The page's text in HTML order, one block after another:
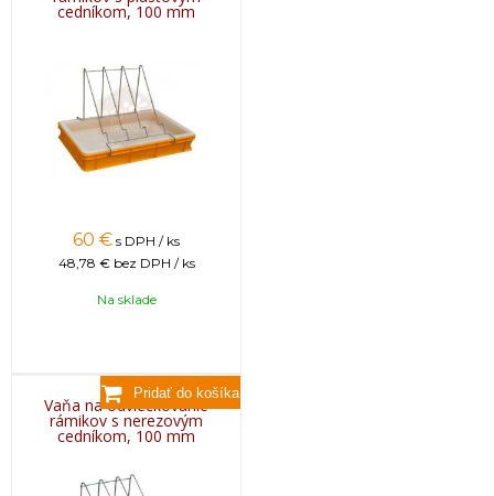
cedníkom, 100 mm
60 € s DPH / ks
48,78 € bez DPH / ks
Na sklade
Vaňa na odviečkovanie
rámikov s nerezovým
cedníkom, 100 mm